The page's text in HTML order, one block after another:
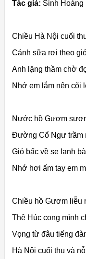
Tác giả: Sinh Hoàng
Chiều Hà Nội cuối
Cánh sữa rơi theo
Anh lặng thầm chờ
Nhớ em lắm nên cõi
Nước hồ Gươm
Đường Cổ Ngư trầm
Gió bấc về se lạnh
Nhớ hơi ấm tay em
Chiều hồ Gươm liễu
Thê Húc cong mình
Vọng từ đâu tiếng
Hà Nội cuối thu và